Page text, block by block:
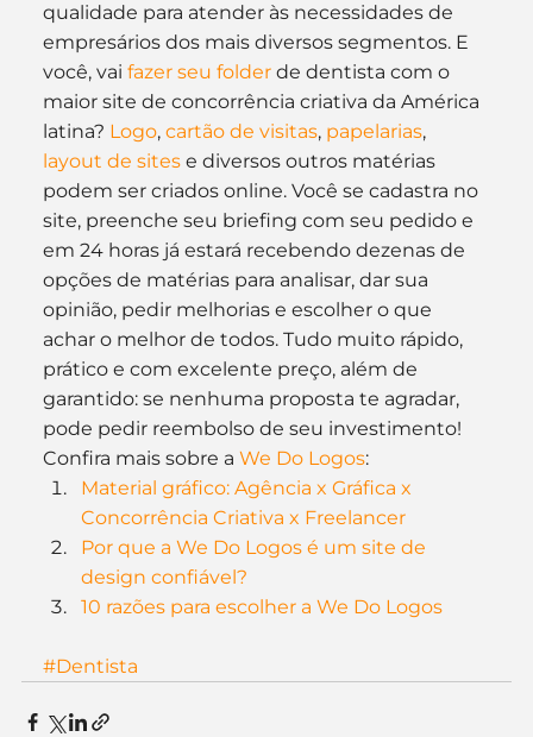
qualidade para atender às necessidades de
empresários dos mais diversos segmentos. E
você, vai fazer seu folder de dentista com o
maior site de concorrência criativa da América
latina? Logo, cartão de visitas, papelarias,
layout de sites e diversos outros matérias
podem ser criados online. Você se cadastra no
site, preenche seu briefing com seu pedido e
em 24 horas já estará recebendo dezenas de
opções de matérias para analisar, dar sua
opinião, pedir melhorias e escolher o que
achar o melhor de todos. Tudo muito rápido,
prático e com excelente preço, além de
garantido: se nenhuma proposta te agradar,
pode pedir reembolso de seu investimento!
Confira mais sobre a We Do Logos:
Material gráfico: Agência x Gráfica x
Concorrência Criativa x Freelancer
Por que a We Do Logos é um site de
design confiável?
10 razões para escolher a We Do Logos
#Dentista